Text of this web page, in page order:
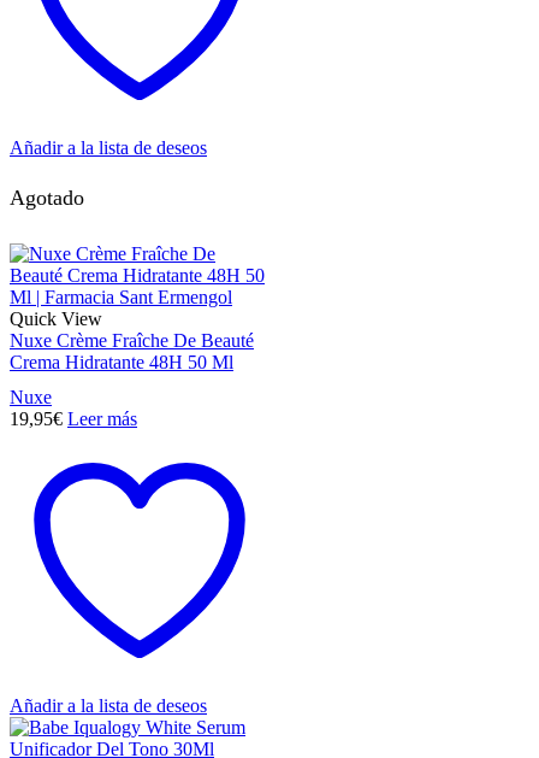
Añadir a la lista de deseos
Agotado
Quick View
Nuxe Crème Fraîche De Beauté
Crema Hidratante 48H 50 Ml
Nuxe
19,95€ Leer más
Añadir a la lista de deseos